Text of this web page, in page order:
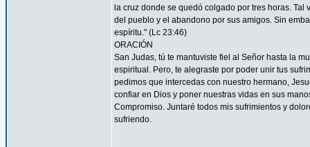
la cruz donde se quedó colgado por tres horas.
del pueblo y el abandono por sus amigos. Sin
espíritu." (Lc 23:46)
ORACIÓN
San Judas, tú te mantuviste fiel al Señor hasta la
espiritual. Pero, te alegraste por poder unir tus
pedimos que intercedas con nuestro hermano,
confiar en Dios y poner nuestras vidas en sus
Compromiso. Juntaré todos mis sufrimientos y
sufriendo.